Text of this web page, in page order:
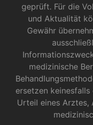
geprüft. Für die
und Aktualität
Gewähr
medizinische
ersetzen
Urteil eines Arztes,